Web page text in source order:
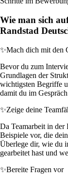
Wie man sich
Randstad
✨Mach dich mit den
Bevor du zum
Grundlagen der
wichtigsten Begriffe
damit du im
✨Zeige deine
Da Teamarbeit in der
Beispiele vor, die
Überlege dir, wie du
gearbeitet hast und
✨Bereite Fragen vor